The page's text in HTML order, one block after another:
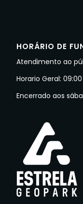
HORÁRIO DE
Atendimento ao
Horario Geral:
Encerrado aos